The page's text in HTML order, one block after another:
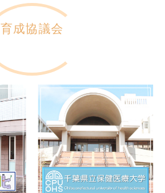
育成協議会